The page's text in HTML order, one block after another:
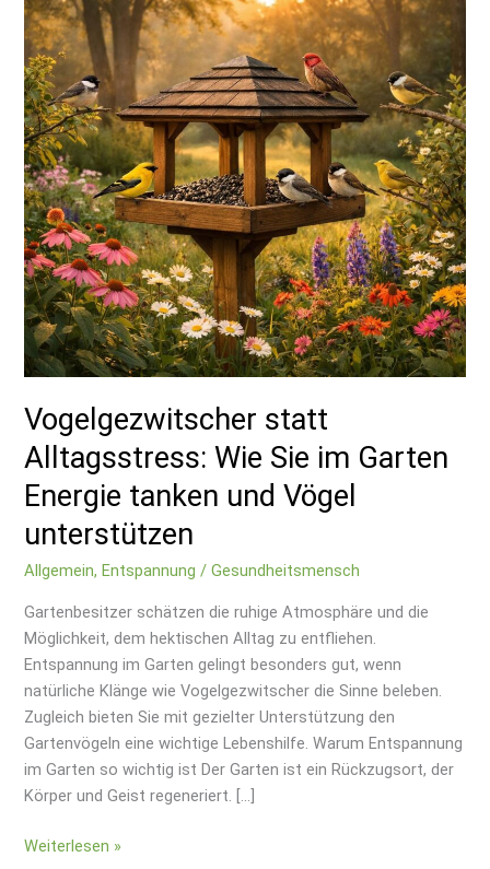
Vogelgezwitscher statt
Alltagsstress: Wie Sie im Garten
Energie tanken und Vögel
unterstützen
Allgemein, Entspannung /Gesundheitsmensch
Gartenbesitzer schätzen die ruhige Atmosphäre und die
Möglichkeit, dem hektischen Alltag zu entfliehen.
Entspannung im Garten gelingt besonders gut, wenn
natürliche Klänge wie Vogelgezwitscher die Sinne beleben.
Zugleich bieten Sie mit gezielter Unterstützung den
Gartenvögeln eine wichtige Lebenshilfe. Warum Entspannung
im Garten so wichtig ist Der Garten ist ein Rückzugsort, der
Körper und Geist regeneriert. […]
Wie
Sie
im
Garten
Energie
tanken
und
Vögel
unterstützen
Weiterlesen »